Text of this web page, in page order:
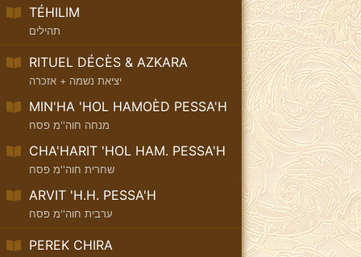
TÉHILIM
תהילים
RITUEL DÉCÈS & AZKARA
יציאת נשמה + אזכרה
MIN'HA 'HOL HAMOÈD PESSA'H
מנחה חוה''מ פסח
CHA'HARIT 'HOL HAM. PESSA'H
שחרית חוה''מ פסח
ARVIT 'H.H. PESSA'H
ערבית חוה''מ פסח
PEREK CHIRA